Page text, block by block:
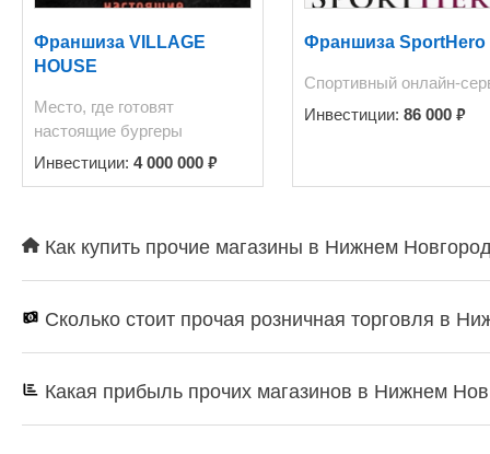
контекстная реклама) оборот 100т.р и чистая
Франшиза VILLAGE
HOUSE
Место, где готовят
настоящие бургеры
Инвестиции: 4 000 000 ₽
Франшиза SportHero
Спортивный онлайн-
Инвестиции: 86 000 ₽
Как купить прочие магазины в Нижнем
Сколько стоит прочая розничная торговля в
Какая прибыль прочих магазинов в Нижнем